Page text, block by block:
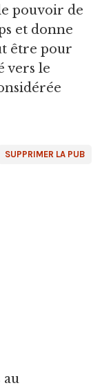
pouvoir de
et donne
être pour
vers le
SUPPRIMER LA PUB
au